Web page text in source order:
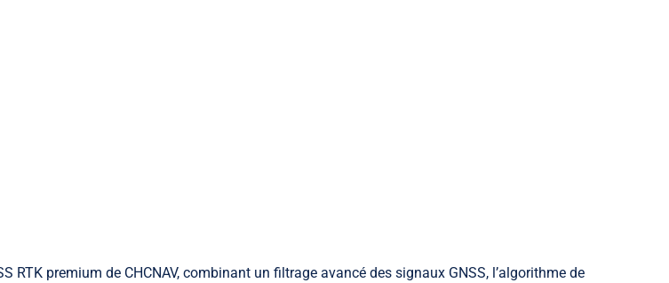
RTK premium de CHCNAV, combinant un filtrage avancé des signaux GNSS, l’algorithme de